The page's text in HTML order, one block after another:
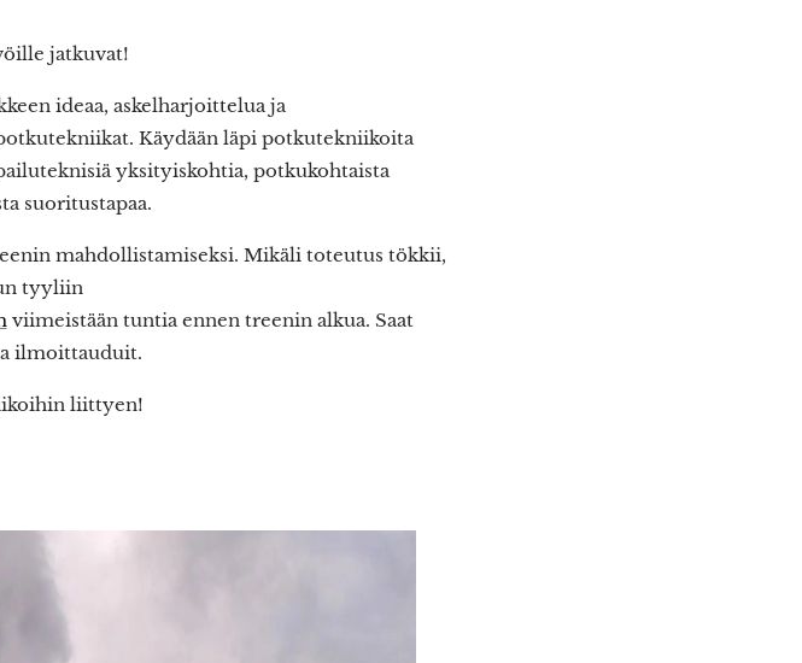
jatkuvat!
ideaa, askelharjoittelua ja
Käydään läpi potkutekniikoita
yksityiskohtia, potkukohtaista
suoritustapaa.
mahdollistamiseksi. Mikäli toteutus tökkii,
tyyliin
viimeistään tuntia ennen treenin alkua. Saat
ilmoittauduit.
liittyen!